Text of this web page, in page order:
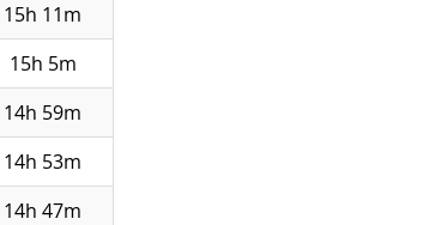
15h 11m
15h 5m
14h 59m
14h 53m
14h 47m